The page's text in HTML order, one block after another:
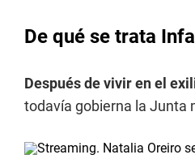
De qué se trata
Después de vivir en el
todavía gobierna la Junta